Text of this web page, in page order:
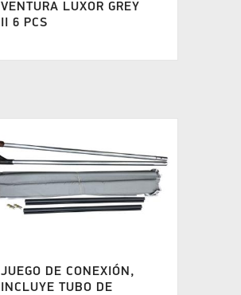
VENTURA LUXOR GREY
II 6 PCS
JUEGO DE CONEXIÓN,
INCLUYE TUBO DE